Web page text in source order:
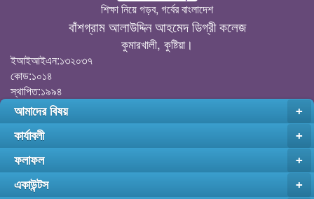
শিক্ষা নিয়ে গড়ব, গর্বের বাংলাদেশ
বাঁশগ্রাম আলাউদ্দিন আহমেদ ডিগ্রী কলেজ
কুমারখালী, কুষ্টিয়া।
ইআইআইএন:১৩২০৩৭
কোড:১০১৪
স্থাপিত:১৯৯৪
+
আমাদের বিষয়
+
কার্যাবলী
+
ফলাফল
+
একাউন্টস